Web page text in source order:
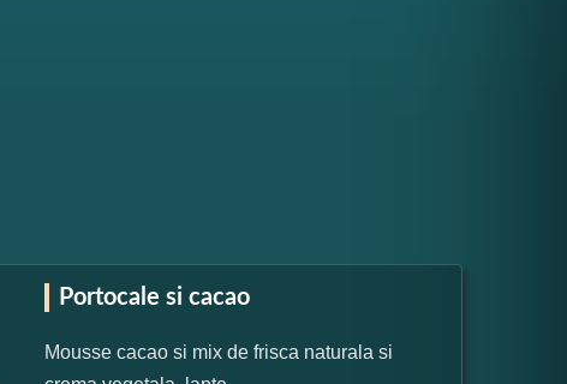
Portocale si cacao
Mousse cacao si mix de frisca naturala si